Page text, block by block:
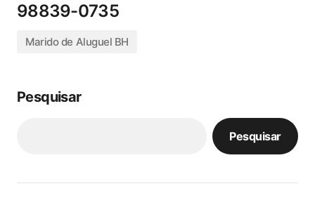
98839-0735
Marido de Aluguel BH
Pesquisar
Pesquisar